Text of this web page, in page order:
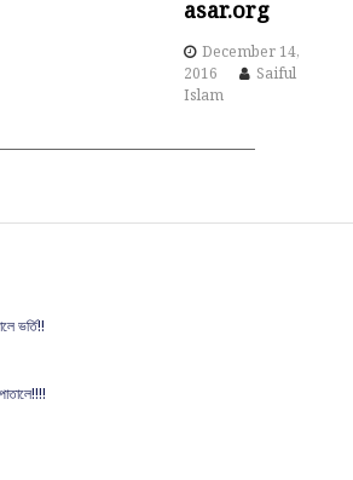
asar.org
December 14,
2016
Saiful
Islam
ভর্তি!!